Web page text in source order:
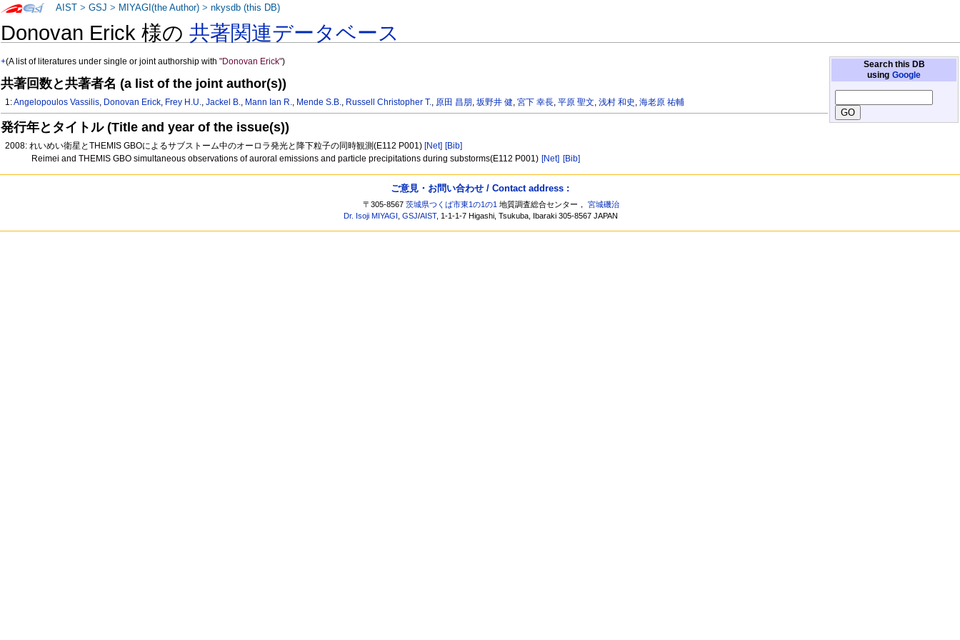
Donovan Erick 様の共著関連データベース
Search this DB
using Google
+(A list of literatures under single or joint authorship with"Donovan Erick")
共著回数と共著者名 (a list of the joint author(s))
1:Angelopoulos Vassilis, Donovan Erick, Frey H.U.,Jackel B., Mann Ian R., Mende S.B., Russell Christopher T., 原田 昌朋 ,坂野井 健,宮下 幸長,平原 聖文,浅村 和史 ,海老原 祐輔
発行年とタイトル (Title and year of the issue(s))
2008: れいめい衛星とTHEMIS GBOによるサブストーム中のオーロラ発光と降下粒子の同時観測(E112 P001) [Net] [Bib]
Reimei and THEMIS GBO simultaneous observations of auroral emissions and particle precipitations during substorms(E112 P001) [Net] [Bib]
AIST >GSJ > MIYAGI(the Author) >nkysdb (this DB)
ご意見・お問い合わせ / Contact address :
〒305-8567茨城県つくば市東1の1の1 地質調査総合センター，宮城磯治
Dr. Isoji MIYAGI ,GSJ/AIST, 1-1-1-7 Higashi, Tsukuba, Ibaraki 305-8567 JAPAN